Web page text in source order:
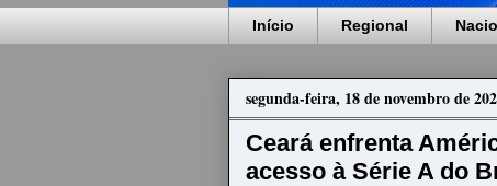
Início Regional
segunda-feira, 18 de novembro de
Ceará enfrenta
acesso à Série A do